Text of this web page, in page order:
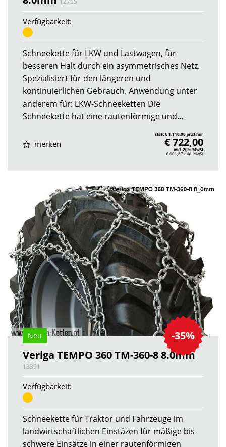
Verfügbarkeit:
Schneekette für LKW und Lastwagen, für
besseren Halt durch ein asymmetrisches Netz.
Spezialisiert für den längeren und
kontinuierlichen Gebrauch. Anwendung unter
anderem für: LKW-Schneeketten Die
Schneekette hat eine rautenförmige und...
merken
statt € 1.110,00 jetzt nur
€ 722,00
inkl. 20% MwSt
€ 601,67exkl. MwSt
-35%
Neu
Veriga TEMPO 360 TM-360-8 8.0mm
13391
Verfügbarkeit:
Schneekette für Traktor und Fahrzeuge im
landwirtschaftlichen Einstäzen für mäßige bis
schwere Einsätze in einer rautenförmigen